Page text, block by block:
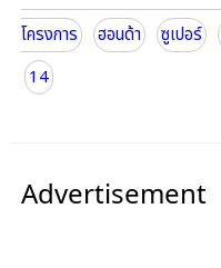
โครงการ
ฮอนด้า ซูเปอร์
14
Advertisement